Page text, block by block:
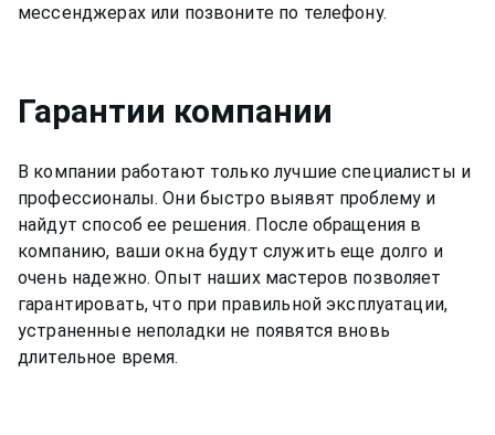
мессенджерах или позвоните по телефону.
Гарантии компании
В компании работают только лучшие специалисты и
профессионалы. Они быстро выявят проблему и
найдут способ ее решения. После обращения в
компанию, ваши окна будут служить еще долго и
очень надежно. Опыт наших мастеров позволяет
гарантировать, что при правильной эксплуатации,
устраненные неполадки не появятся вновь
длительное время.